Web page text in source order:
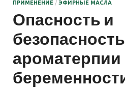
ПРИМЕНЕНИЕ / ЭФИРНЫЕ МАСЛА
Опасность и
безопасность